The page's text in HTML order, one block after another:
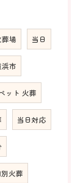
場 当日
市
ット 火葬
当日対応
火葬